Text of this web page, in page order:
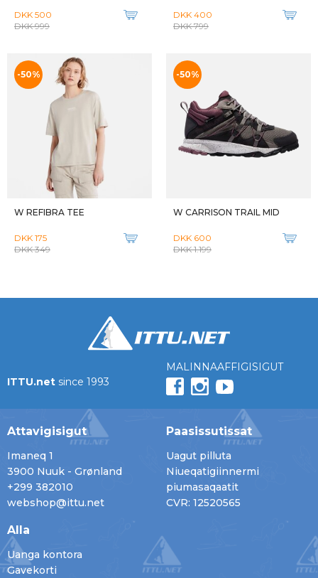
DKK 500
DKK 999
DKK 400
DKK 799
-50%
W REFIBRA TEE
DKK 175
DKK 349
-50%
W CARRISON TRAIL MID
DKK 600
DKK 1.199
ITTU.net since 1993
MALINNAAFFIGISIGUT
Attavigisigut
Imaneq 1
3900 Nuuk - Grønland
+299 382010
webshop@ittu.net
Paasissutissat
Uagut pilluta
Niueqatigiinnermi
piumasaqaatit
CVR: 12520565
Alla
Uanga kontora
Gavekorti